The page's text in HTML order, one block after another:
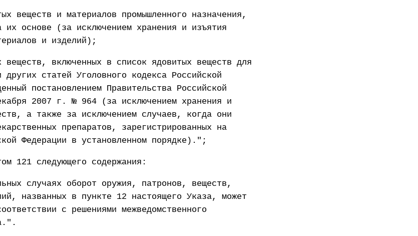
веществ и материалов промышленного назначения,
их основе (за исключением хранения и изъятия
и изделий);
веществ, включенных в список ядовитых веществ для
статей Уголовного кодекса Российской
постановлением Правительства Российской
2007 г. № 964 (за исключением хранения и
а также за исключением случаев, когда они
препаратов, зарегистрированных на
Федерации в установленном порядке).";
121 следующего содержания:
случаях оборот оружия, патронов, веществ,
названных в пункте 12 настоящего Указа, может
с решениями межведомственного